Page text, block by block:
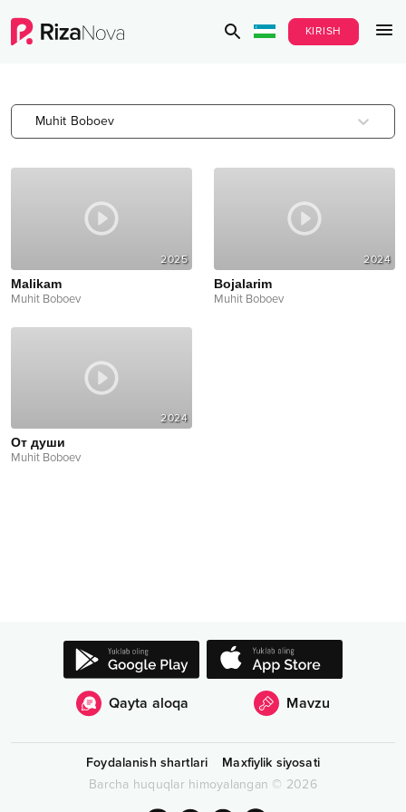
KIRISH
Muhit Boboev
2025
Malikam
Muhit Boboev
2024
Bojalarim
Muhit Boboev
2024
От души
Muhit Boboev
Qayta aloqa Mavzu
Foydalanish shartlari
Maxfiylik siyosati
Barcha huquqlar himoyalangan © 2026